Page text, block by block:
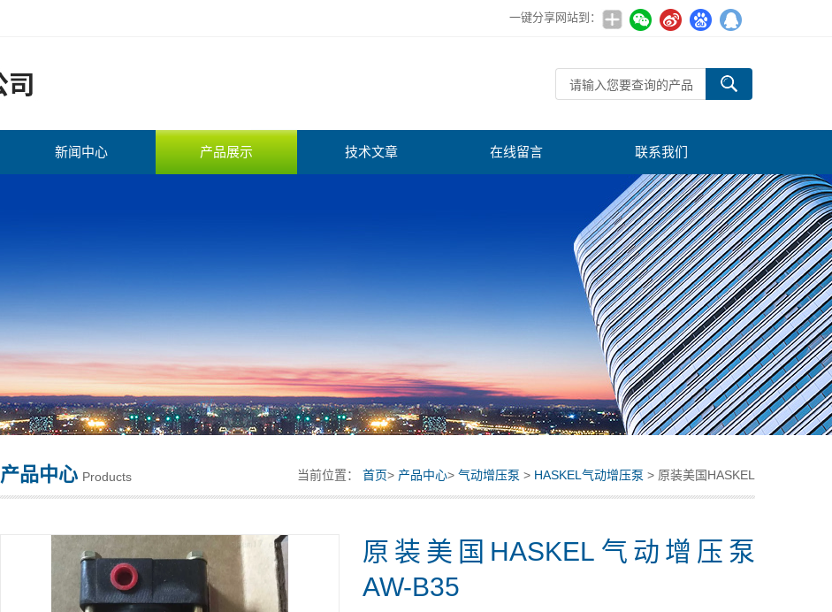
一键分享网站到：
新闻中心 产品展示 技术文章 在线留言 联系我们
产品中心 Products 当前位置： 首页> 产品中心> 气动增压泵 > HASKEL气动增压泵 > 原装美国HASKEL
气动增压泵 AW-B35
原装美国HASKEL气动增压泵
AW-B35